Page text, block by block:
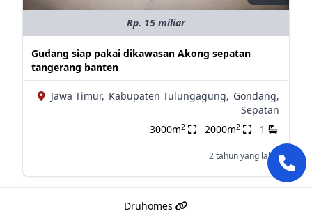
Rp. 15 miliar
Gudang siap pakai dikawasan Akong sepatan
tangerang banten
Jawa Timur, Kabupaten Tulungagung, Gondang,
Sepatan
3000m2 2000m2 1
2 tahun yang lalu
Druhomes